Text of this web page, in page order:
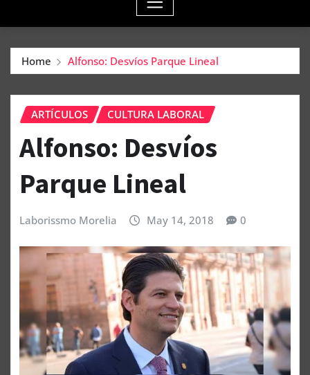
Home Alfonso: Desvíos Parque Lineal
ARTÍCULOS CULTURA LABORAL
Alfonso: Desvíos
Parque Lineal
Laborissmo Morelia May 14, 2018 0